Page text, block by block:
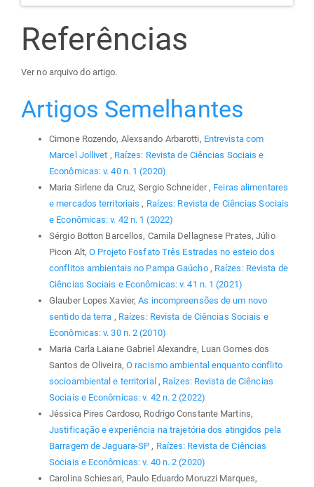
Referências
Ver no arquivo do artigo.
Artigos Semelhantes
Cimone Rozendo, Alexsando Arbarotti, Entrevista com
Marcel Jollivet , Raízes: Revista de Ciências Sociais e
Econômicas: v. 40 n. 1 (2020)
Maria Sirlene da Cruz, Sergio Schneider , Feiras alimentares
e mercados territoriais , Raízes: Revista de Ciências Sociais
e Econômicas: v. 42 n. 1 (2022)
Sérgio Botton Barcellos, Camila Dellagnese Prates, Júlio
Picon Alt,O Projeto Fosfato Três Estradas no esteio dos
conflitos ambientais no Pampa Gaúcho , Raízes: Revista de
Ciências Sociais e Econômicas: v. 41 n. 1 (2021)
Glauber Lopes Xavier,As incompreensões de um novo
sentido da terra , Raízes: Revista de Ciências Sociais e
Econômicas: v. 30 n. 2 (2010)
Maria Carla Laiane Gabriel Alexandre, Luan Gomes dos
Santos de Oliveira, O racismo ambiental enquanto conflito
socioambiental e territorial , Raízes: Revista de Ciências
Sociais e Econômicas: v. 42 n. 2 (2022)
Jéssica Pires Cardoso, Rodrigo Constante Martins,
Justificação e experiência na trajetória dos atingidos pela
Barragem de Jaguara-SP , Raízes: Revista de Ciências
Sociais e Econômicas: v. 40 n. 2 (2020)
Carolina Schiesari, Paulo Eduardo Moruzzi Marques,